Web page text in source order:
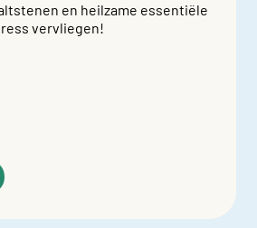
en heilzame essentiële
vervliegen!